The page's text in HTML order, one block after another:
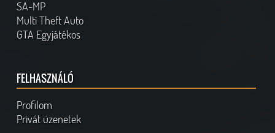
SA-MP
Multi Theft Auto
GTA Egyjátékos
FELHASZNÁLÓ
Profilom
Privát üzenetek